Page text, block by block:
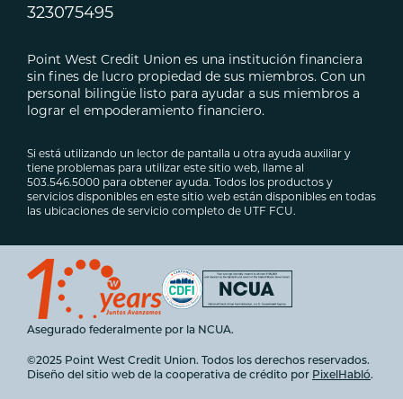
323075495
Point West Credit Union es una institución financiera
sin fines de lucro propiedad de sus miembros. Con un
personal bilingüe listo para ayudar a sus miembros a
lograr el empoderamiento financiero.
Si está utilizando un lector de pantalla u otra ayuda auxiliar y
tiene problemas para utilizar este sitio web, llame al
503.546.5000 para obtener ayuda. Todos los productos y
servicios disponibles en este sitio web están disponibles en todas
las ubicaciones de servicio completo de UTF FCU.
Asegurado federalmente por la NCUA.
©2025 Point West Credit Union. Todos los derechos reservados.
Diseño del sitio web de la cooperativa de crédito por PixelHabló.